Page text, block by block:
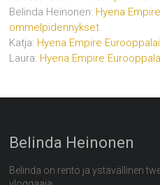
Belinda Heinonen: Hyena
ommelpidennykset
Katja: Hyena Empire
Laura: Hyena Empire
Belinda Heinonen
Belinda on rento ja ystävällinen